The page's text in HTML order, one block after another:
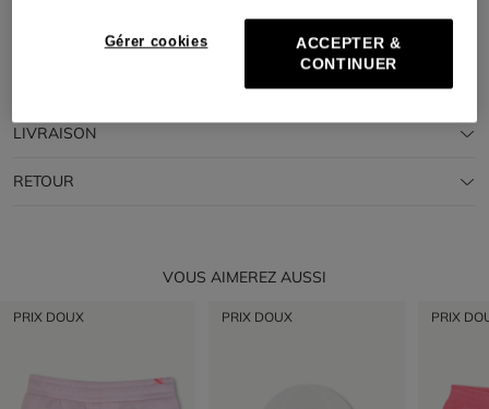
COMPOSITION
LIVRAISON
RETOUR
VOUS AIMEREZ AUSSI
PRIX DOUX PRIX DOUX PRIX
Gérer cookies
ACCEPTER &
CONTINUER